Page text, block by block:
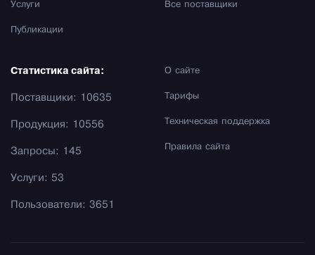
Услуги
Публикации
Все поставщики
О сайте
Тарифы
Техническая поддержка
Правила сайта
Статистика сайта:
Поставщики: 10635
Продукция: 10556
Запросы: 145
Услуги: 53
Пользователи: 3651